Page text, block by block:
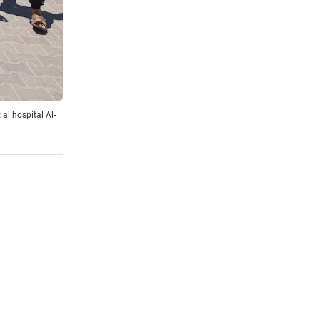
al hospital Al-